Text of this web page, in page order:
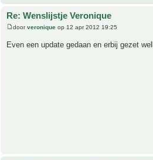
Re: Wenslijstje Veronique
doorveronique op 12 apr 2012 19:25
Even een update gedaan en erbij gezet